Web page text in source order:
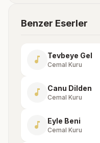
Benzer Eserler
music_note Tevbeye Gel
Cemal Kuru
music_note Canu Dilden
Cemal Kuru
music_note Eyle Beni
Cemal Kuru